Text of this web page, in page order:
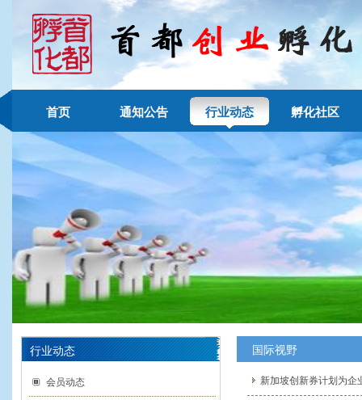
首页 通知公告 行业动态 孵化社区
行业动态
会员动态
国际视野
新加坡创新券计划为企